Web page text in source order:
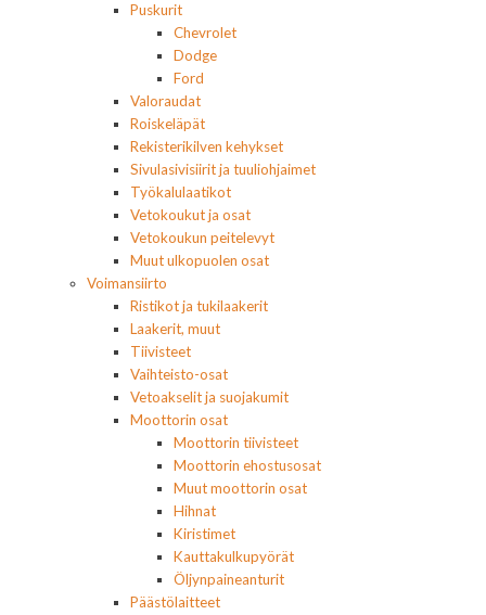
Puskurit
Chevrolet
Dodge
Ford
Valoraudat
Roiskeläpät
Rekisterikilven kehykset
Sivulasivisiirit ja tuuliohjaimet
Työkalulaatikot
Vetokoukut ja osat
Vetokoukun peitelevyt
Muut ulkopuolen osat
Voimansiirto
Ristikot ja tukilaakerit
Laakerit, muut
Tiivisteet
Vaihteisto-osat
Vetoakselit ja suojakumit
Moottorin osat
Moottorin tiivisteet
Moottorin ehostusosat
Muut moottorin osat
Hihnat
Kiristimet
Kauttakulkupyörät
Öljynpaineanturit
Päästölaitteet